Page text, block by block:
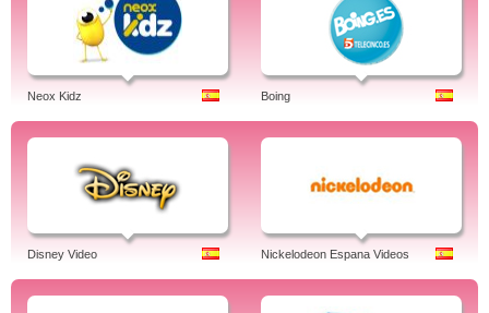
Neox Kidz Boing
Disney Video Nickelodeon Espana Videos